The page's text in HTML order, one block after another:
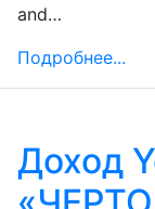
and…
Подробнее...
Доход